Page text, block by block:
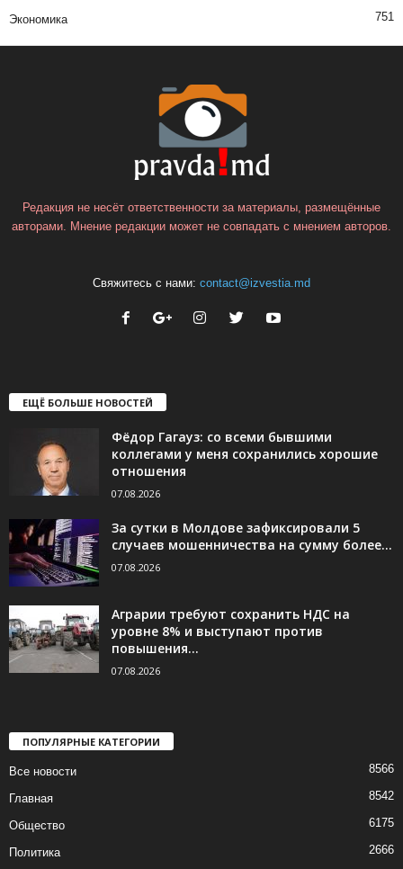
Экономика 751
Редакция не несёт ответственности за материалы, размещённые
авторами. Мнение редакции может не совпадать с мнением авторов.
Свяжитесь с нами: contact@izvestia.md
ЕЩЁ БОЛЬШЕ НОВОСТЕЙ
Фёдор Гагауз: со всеми бывшими
коллегами у меня сохранились хорошие
отношения
07.08.2026
За сутки в Молдове зафиксировали 5
случаев мошенничества на сумму более...
07.08.2026
Аграрии требуют сохранить НДС на
уровне 8% и выступают против
повышения...
07.08.2026
ПОПУЛЯРНЫЕ КАТЕГОРИИ
Все новости 8566
Главная 8542
Общество 6175
Политика 2666